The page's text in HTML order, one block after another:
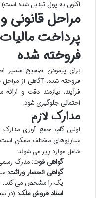
اکنون به پول تبدیل شده است).
مراحل قانونی
پرداخت
فروخته شده
برای پیمودن صحیح مسیر
فروخته شده، آگاهی از
فرآیند، نیازمند دقت و
احتمالی جلوگیری شود.
مدارک لازم
اولین گام، جمع آوری
سناریوهای مختلف ممکن است
شامل موارد زیر می شوند:
گواهی فوت: مدرک
گواهی انحصار وراثت:
یک را مشخص می کند.
اسناد فروش ملک: (در